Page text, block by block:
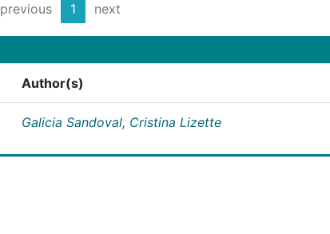
previous 1 next
Author(s)
Galicia Sandoval, Cristina Lizette